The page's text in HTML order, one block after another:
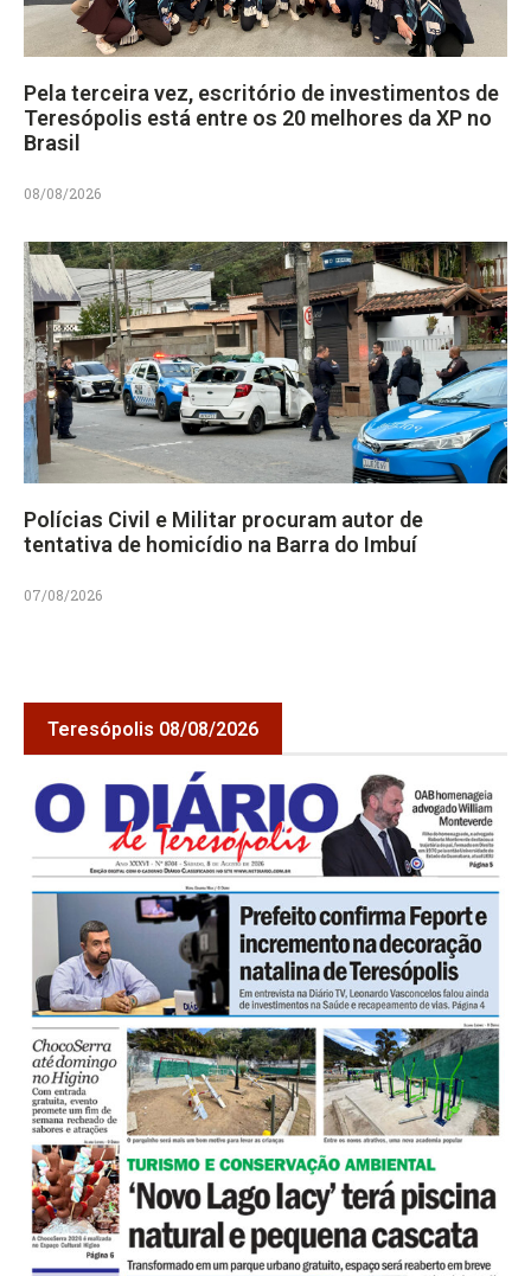
Pela terceira vez, escritório de investimentos de
Teresópolis está entre os 20 melhores da XP no
Brasil
08/08/2026
Polícias Civil e Militar procuram autor de
tentativa de homicídio na Barra do Imbuí
07/08/2026
Teresópolis 08/08/2026